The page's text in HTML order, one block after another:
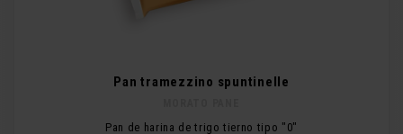
Pan tramezzino spuntinelle
Pan de harina de trigo tierno tipo "0"